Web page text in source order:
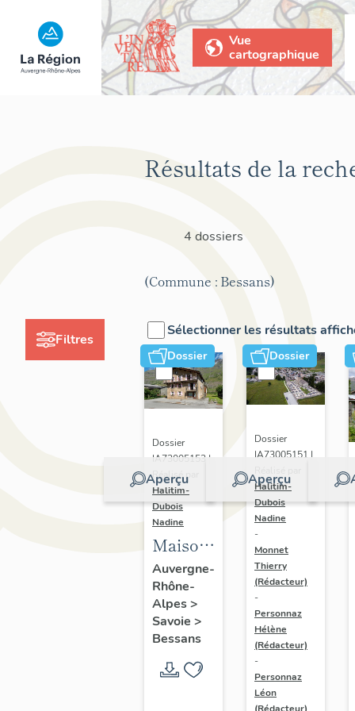
Vue
cartographique
Filtres
Résultats de la
4 dossiers
(Commune : Bessans)
Sélectionner les résultats
Dossier
Aperçu
Dossier
IA73005153 |
Réalisé par
Halitim-
Dubois
Nadine
Maison
de la
reconstruction
de
Simone
Tracq
Auvergne-
Rhône-
Alpes>
Savoie >
Bessans
Dossier
Aperçu
Dossier
IA73005151 |
Halitim-
Dubois
Nadine
-
Monnet
Thierry
(Rédacteur)
-
Personnaz
Hélène
(Rédacteur)
-
Personnaz
Léon
(Rédacteur)